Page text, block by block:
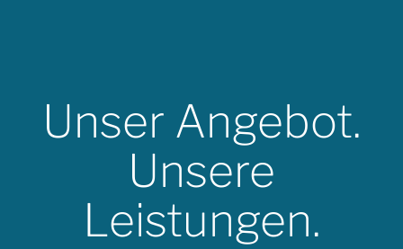
Unser Angebot.
Unsere
Leistungen.